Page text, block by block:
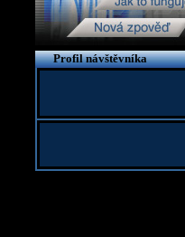
Profil návštěvníka